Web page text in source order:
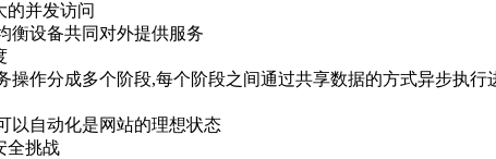
的并发访问
衡设备共同对外提供服务
作分成多个阶段,每个阶段之间通过共享数据的方式异步执行
以自动化是网站的理想状态
全挑战